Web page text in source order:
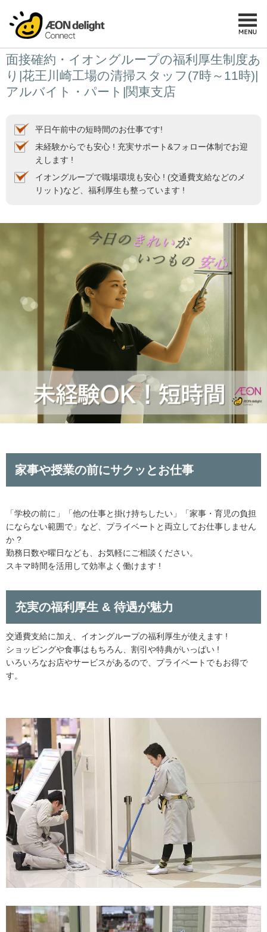
面接確約・イオングループの福利厚生制度あ
り|花王川崎工場の清掃スタッフ(7時～11時)|
アルバイト・パート|関東支店
平日午前中の短時間のお仕事です!
未経験からでも安心 ! 充実サポート&フォロー体制でお迎
えします !
イオングループで職場環境も安心 ! (交通費支給などのメ
リット)など、福利厚生も整っています !
家事や授業の前にサクッとお仕事
「学校の前に」「他の仕事と掛け持ちしたい」「家事・育児の負担
にならない範囲で」など、プライベートと両立してお仕事しません
か ?
勤務日数や曜日なども、お気軽にご相談ください。
スキマ時間を活用して効率よく働けます !
充実の福利厚生 & 待遇が魅力
交通費支給に加え、イオングループの福利厚生が使えます !
ショッピングや食事はもちろん、割引や特典がいっぱい !
いろいろなお店やサービスがあるので、プライベートでもお得で
す。